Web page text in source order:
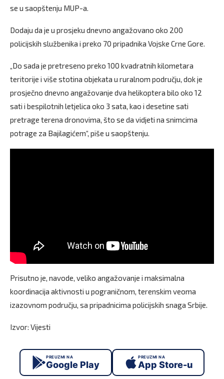
se u saopštenju MUP-a.
Dodaju da je u prosjeku dnevno angažovano oko 200
policijskih službenika i preko 70 pripadnika Vojske Crne Gore.
„Do sada je pretreseno preko 100 kvadratnih kilometara
teritorije i više stotina objekata u ruralnom području, dok je
prosječno dnevno angažovanje dva helikoptera bilo oko 12
sati i bespilotnih letjelica oko 3 sata, kao i desetine sati
pretrage terena dronovima, što se da vidjeti na snimcima
potrage za Bajilagićem“, piše u saopštenju.
Prisutno je, navode, veliko angažovanje i maksimalna
koordinacija aktivnosti u pograničnom, terenskim veoma
izazovnom području, sa pripadnicima policijskih snaga Srbije.
Izvor: Vijesti
PREUZMI NA
Google Play
PREUZMI NA
App Store-u